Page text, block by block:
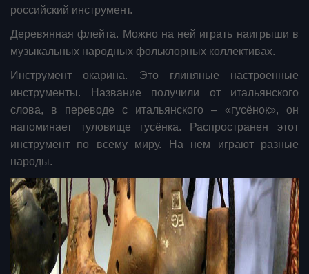
российский инструмент.
Деревянная флейта. Можно на ней играть наигрыши в
музыкальных народных фольклорных коллективах.
Инструмент окарина. Это глиняные настроенные
инструменты. Название получили от итальянского
слова, в переводе с итальянского – «гусёнок», он
напоминает туловище гусёнка. Распространен этот
инструмент по всему миру. На нем играют разные
народы.